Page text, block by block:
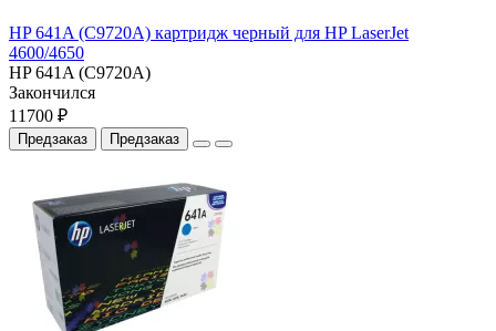
HP 641A (C9720A) картридж черный для HP LaserJet
4600/4650
HP 641A (C9720A)
Закончился
11700 ₽
Предзаказ Предзаказ